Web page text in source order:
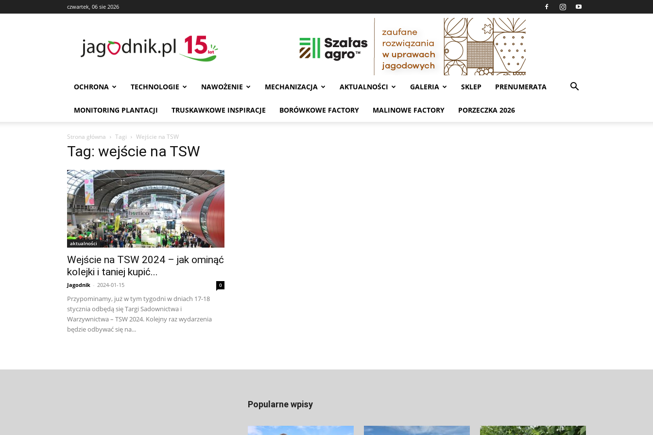
czwartek, 06 sie 2026
OCHRONA TECHNOLOGIE NAWOŻENIE MECHANIZACJA AKTUALNOŚCI GALERIA SKLEP PRENUMERATA
MONITORING PLANTACJI TRUSKAWKOWE INSPIRACJE BORÓWKOWE FACTORY MALINOWE FACTORY PORZECZKA 2026
Strona główna Tagi Wejście na TSW
Tag: wejście na TSW
aktualności
Wejście na TSW 2024 – jak ominąć
kolejki i taniej kupić...
Jagodnik - 2024-01-15 0
Przypominamy, już w tym tygodni w dniach 17-18
stycznia odbędą się Targi Sadownictwa i
Warzywnictwa – TSW 2024. Kolejny raz wydarzenia
będzie odbywać się na...
Popularne wpisy